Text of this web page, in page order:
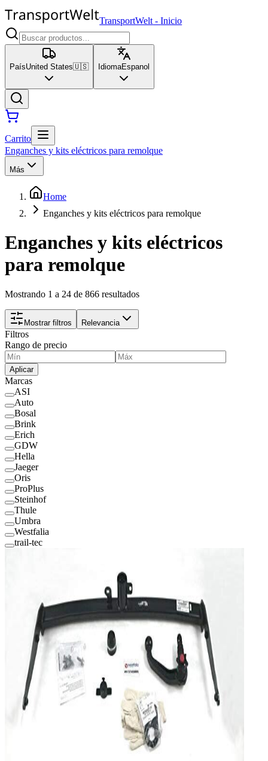
TransportWelt -Inicio
PaísUnited States🇺🇸 IdiomaEspanol
Carrito
Enganches y kits eléctricos para remolque
Más
Home
Enganches y kits eléctricos para remolque
Enganches y kits eléctricos
para remolque
Mostrando 1 a 24 de 866 resultados
Mostrar filtros Relevancia
Filtros
Rango de precio
Aplicar
Marcas
ASI
Auto
Bosal
Brink
Erich
GDW
Hella
Jaeger
Oris
ProPlus
Steinhof
Thule
Umbra
Westfalia
trail-tec